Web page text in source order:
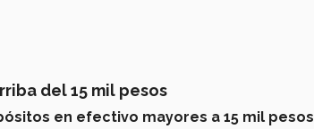
del 15 mil pesos
en efectivo mayores a 15 mil pesos